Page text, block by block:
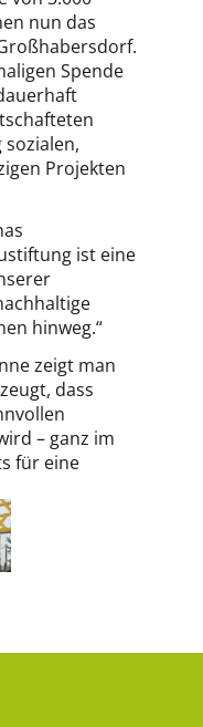
nun das
Spende
Projekten
ist eine
hinweg.“
zeigt man
dass
– ganz im
für eine